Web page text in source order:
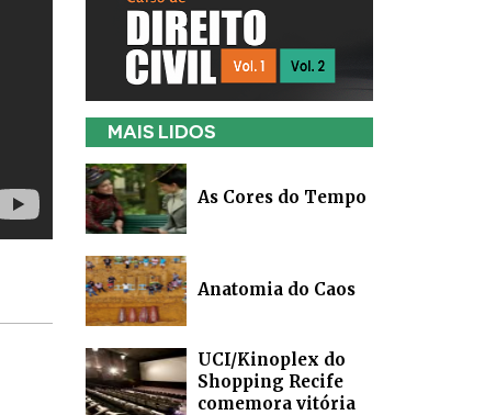
MAIS LIDOS
As Cores do Tempo
Anatomia do Caos
UCI/Kinoplex do
Shopping Recife
comemora vitória